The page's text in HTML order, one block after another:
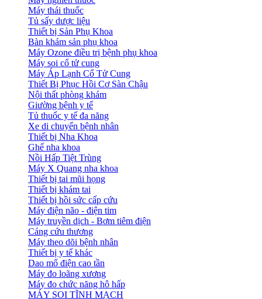
Máy thái thuốc
Tủ sấy dược liệu
Thiết bị Sản Phụ Khoa
Bàn khám sản phụ khoa
Máy Ozone điều trị bệnh phụ khoa
Máy soi cổ tử cung
Máy Áp Lạnh Cổ Tử Cung
Thiết Bị Phục Hồi Cơ Sàn Chậu
Nội thất phòng khám
Giường bệnh y tế
Tủ thuốc y tế đa năng
Xe di chuyển bệnh nhân
Thiết bị Nha Khoa
Ghế nha khoa
Nồi Hấp Tiệt Trùng
Máy X Quang nha khoa
Thiết bị tai mũi họng
Thiết bị khám tai
Thiết bị hồi sức cấp cứu
Máy điện não - điện tim
Máy truyền dịch - Bơm tiêm điện
Cáng cứu thương
Máy theo dõi bệnh nhân
Thiết bị y tế khác
Dao mổ điện cao tần
Máy đo loãng xương
Máy đo chức năng hô hấp
MÁY SOI TĨNH MẠCH